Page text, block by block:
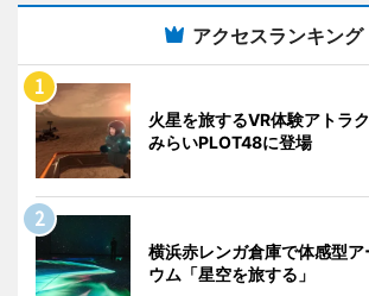
アクセスランキング
火星を旅するVR体験アトラ
みらいPLOT48に登場
横浜赤レンガ倉庫で体感型ア
ウム「星空を旅する」